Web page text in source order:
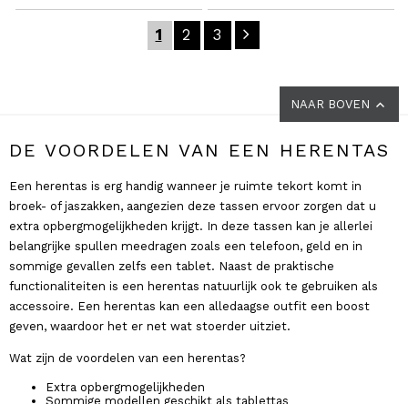
1 2 3
NAAR BOVEN
DE VOORDELEN VAN EEN HERENTAS
Een herentas is erg handig wanneer je ruimte tekort komt in
broek- of jaszakken, aangezien deze tassen ervoor zorgen dat u
extra opbergmogelijkheden krijgt. In deze tassen kan je allerlei
belangrijke spullen meedragen zoals een telefoon, geld en in
sommige gevallen zelfs een tablet. Naast de praktische
functionaliteiten is een herentas natuurlijk ook te gebruiken als
accessoire. Een herentas kan een alledaagse outfit een boost
geven, waardoor het er net wat stoerder uitziet.
Wat zijn de voordelen van een herentas?
Extra opbergmogelijkheden
Sommige modellen geschikt als tablettas